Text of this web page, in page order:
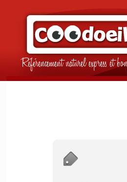
Référencement naturel express et